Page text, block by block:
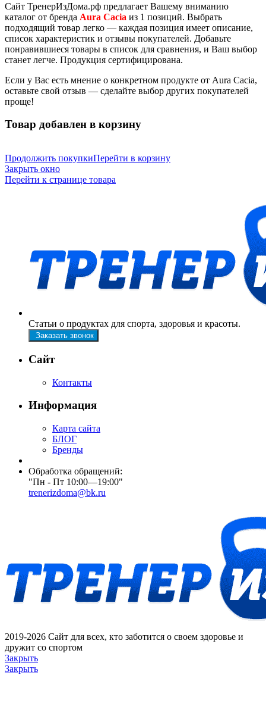
Сайт ТренерИзДома.рф предлагает Вашему вниманию
каталог от бренда Aura Cacia из 1 позиций. Выбрать
подходящий товар легко — каждая позиция имеет описание,
список характеристик и отзывы покупателей. Добавьте
понравившиеся товары в список для сравнения, и Ваш выбор
станет легче. Продукция сертифицирована.
Если у Вас есть мнение о конкретном продукте от Aura Cacia,
оставьте свой отзыв — сделайте выбор других покупателей
проще!
Товар добавлен в корзину
Продолжить покупкиПерейти в корзину
Закрыть окно
Перейти к странице товара
Статьи о продуктах для спорта, здоровья и красоты.
Заказать звонок
Сайт
Контакты
Информация
Карта сайта
БЛОГ
Бренды
Обработка обращений:
"Пн - Пт 10:00—19:00"
trenerizdoma@bk.ru
2019-2026 Сайт для всех, кто заботится о своем здоровье и
дружит со спортом
Закрыть
Закрыть